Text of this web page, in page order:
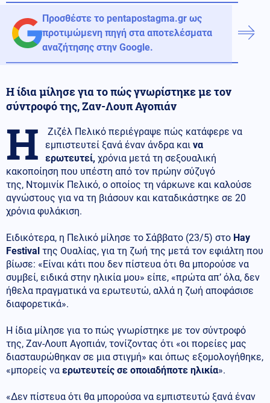
Προσθέστε το pentapostagma.gr ως
προτιμώμενη πηγή στα αποτελέσματα
αναζήτησης στην Google.
Η ίδια μίλησε για το πώς γνωρίστηκε με τον
σύντροφό της, Ζαν-Λουπ Αγοπιάν
Η
Ζιζέλ Πελικό περιέγραψε πώς κατάφερε να
εμπιστευτεί ξανά έναν άνδρα και να
ερωτευτεί, χρόνια μετά τη σεξουαλική
κακοποίηση που υπέστη από τον πρώην σύζυγό
της, Ντομινίκ Πελικό, ο οποίος τη νάρκωνε και καλούσε
αγνώστους για να τη βιάσουν και καταδικάστηκε σε 20
χρόνια φυλάκιση.
Ειδικότερα, η Πελικό μίλησε το Σάββατο (23/5) στο Hay
Festival της Ουαλίας, για τη ζωή της μετά τον εφιάλτη που
βίωσε: «Είναι κάτι που δεν πίστευα ότι θα μπορούσε να
συμβεί, ειδικά στην ηλικία μου» είπε, «πρώτα απ’ όλα, δεν
ήθελα πραγματικά να ερωτευτώ, αλλά η ζωή αποφάσισε
διαφορετικά».
Η ίδια μίλησε για το πώς γνωρίστηκε με τον σύντροφό
της, Ζαν-Λουπ Αγοπιάν, τονίζοντας ότι «οι πορείες μας
διασταυρώθηκαν σε μια στιγμή» και όπως εξομολογήθηκε,
«μπορείς να ερωτευτείς σε οποιαδήποτε ηλικία».
«Δεν πίστευα ότι θα μπορούσα να εμπιστευτώ ξανά έναν